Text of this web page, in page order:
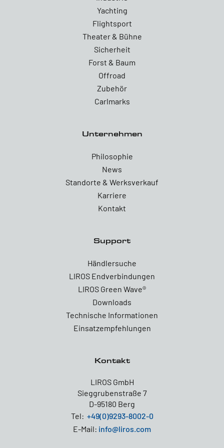
Yachting
Flightsport
Theater & Bühne
Sicherheit
Forst & Baum
Offroad
Zubehör
Carlmarks
Unternehmen
Philosophie
News
Standorte & Werksverkauf
Karriere
Kontakt
Support
Händlersuche
LIROS Endverbindungen
LIROS Green Wave®
Downloads
Technische Informationen
Einsatzempfehlungen
Kontakt
LIROS GmbH
Sieggrubenstraße 7
D-95180 Berg
Tel: +49(0)9293-8002-0
E-Mail: info@liros.com